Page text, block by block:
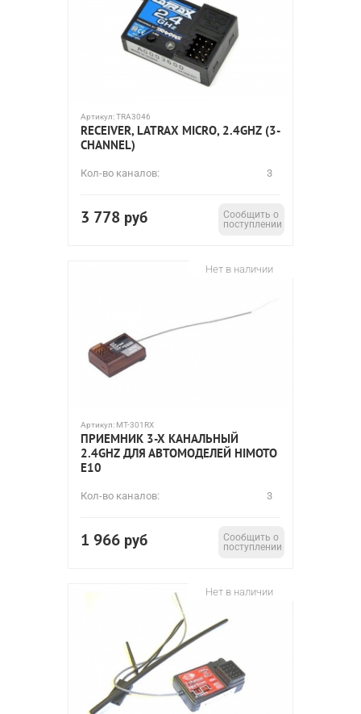
Артикул:TRA3046
RECEIVER, LATRAX MICRO, 2.4GHZ (3-
CHANNEL)
Кол-во каналов: 3
3 778 руб
Сообщить о
поступлении
Нет в наличии
Артикул: MT-301RX
ПРИЕМНИК 3-Х КАНАЛЬНЫЙ
2.4GHZ ДЛЯ АВТОМОДЕЛЕЙ HIMOTO
E10
Кол-во каналов: 3
1 966 руб
Сообщить о
поступлении
Нет в наличии